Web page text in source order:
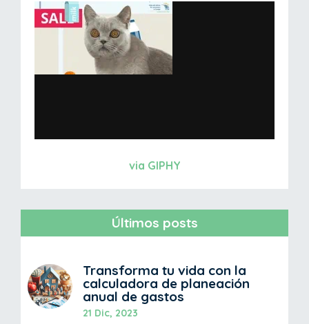
via GIPHY
Últimos posts
Transforma tu vida con la
calculadora de planeación
anual de gastos
21 Dic, 2023